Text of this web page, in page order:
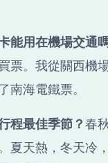
能用在機場交通
票。我從關西機
南海電鐵票。
程最佳季節？ 春
夏天熱，冬天冷